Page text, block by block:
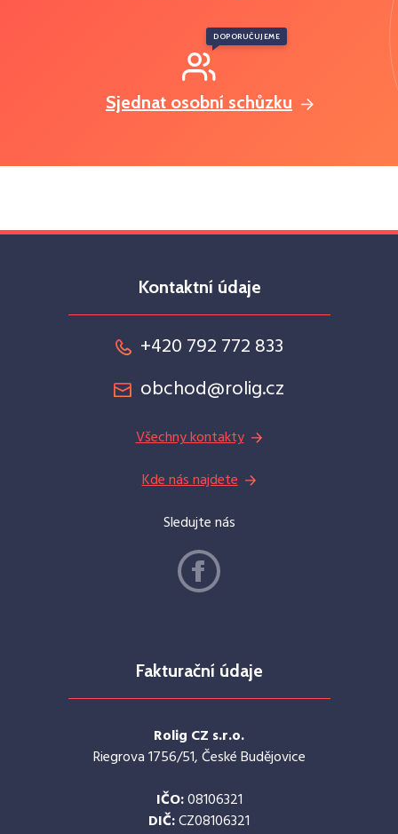
Sjednat osobní schůzku
DOPORUČUJEME
Kontaktní údaje
+420 792 772 833
obchod@rolig.cz
Všechny kontakty
Kde nás najdete
Sledujte nás
Fakturační údaje
Rolig CZ s.r.o.
Riegrova 1756/51, České Budějovice
IČO:08106321
DIČ:CZ08106321